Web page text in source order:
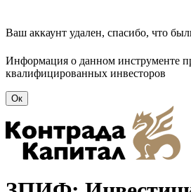
Ваш аккаунт удален, спасибо, что
Информация о данном инструменте
квалифицированных инвесторов
Ок